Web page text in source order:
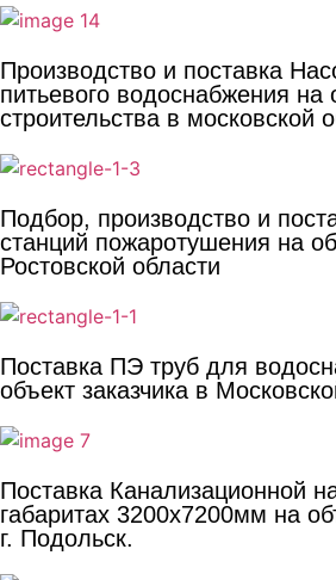
Производство и поставка
питьевого водоснабжения на
строительства в московской
Подбор, производство и
станций пожаротушения на
Ростовской области
Поставка ПЭ труб для
объект заказчика в
Поставка Канализационной
габаритах 3200х7200мм на
г. Подольск.